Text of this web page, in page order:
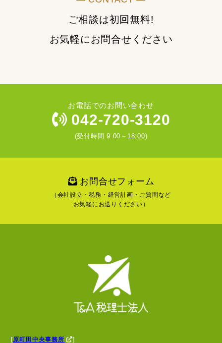
ご相談は初回無料!
お気軽にお問合せください
お電話でのお問い合わせ
042-720-3120
(受付時間 9:00～18:00)
お問合せフォーム
（会社設立・税務・経営計画・ご質問など
お気軽にお送りください）
[原町田中央事務所 ]